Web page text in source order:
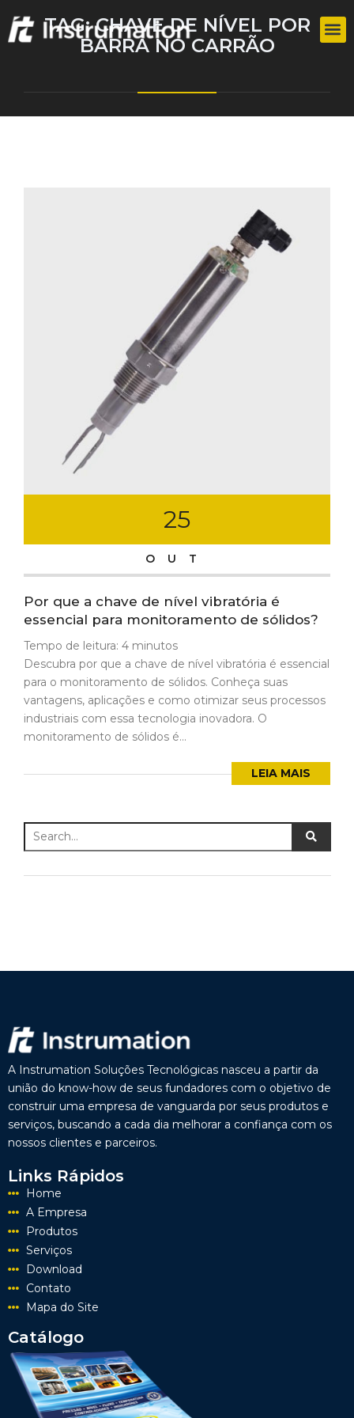
TAG:CHAVE DE NÍVEL POR
BARRA NO CARRÃO
25
OUT
Por que a chave de nível vibratória é
essencial para monitoramento de sólidos?
Tempo de leitura: 4 minutos
Descubra por que a chave de nível vibratória é essencial
para o monitoramento de sólidos. Conheça suas
vantagens, aplicações e como otimizar seus processos
industriais com essa tecnologia inovadora. O
monitoramento de sólidos é...
LEIA MAIS
A Instrumation Soluções Tecnológicas nasceu a partir da
união do know-how de seus fundadores com o objetivo de
construir uma empresa de vanguarda por seus produtos e
serviços, buscando a cada dia melhorar a confiança com os
nossos clientes e parceiros.
Links Rápidos
Home
A Empresa
Produtos
Serviços
Download
Contato
Mapa do Site
Catálogo